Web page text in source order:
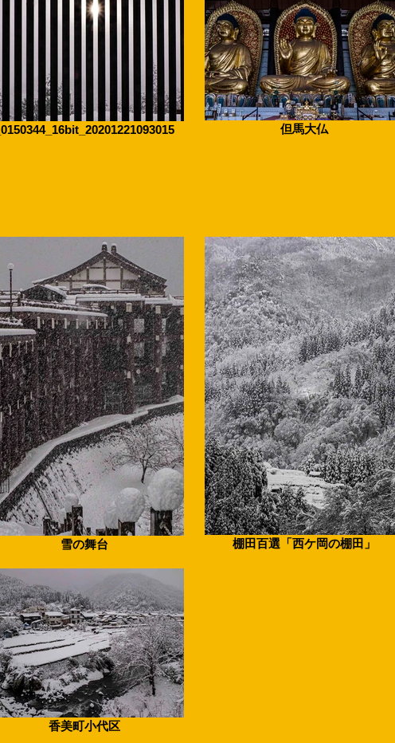
_0150344_16bit_20201221093015 但馬大仏
雪の舞台 棚田百選「西ケ岡の棚田」
香美町小代区